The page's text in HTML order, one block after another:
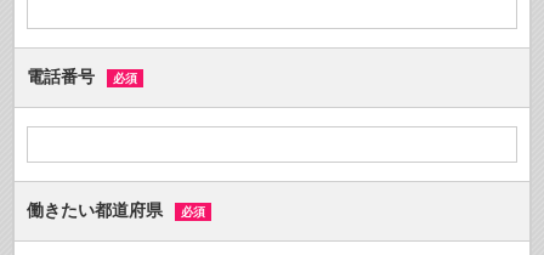
電話番号 必須
働きたい都道府県 必須